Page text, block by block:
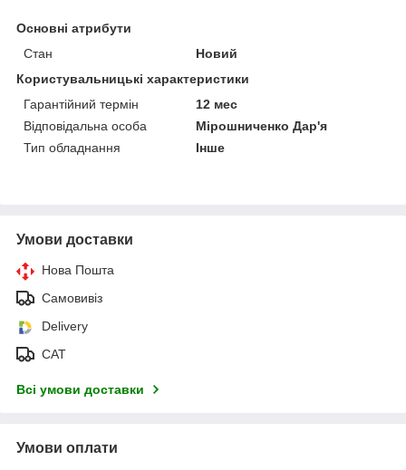
Основні атрибути
Стан
Новий
Користувальницькі характеристики
Гарантійний термін
12 мес
Відповідальна особа
Мірошниченко Дар'я
Тип обладнання
Інше
Умови доставки
Нова Пошта
Самовивіз
Delivery
САТ
Всі умови доставки
Умови оплати